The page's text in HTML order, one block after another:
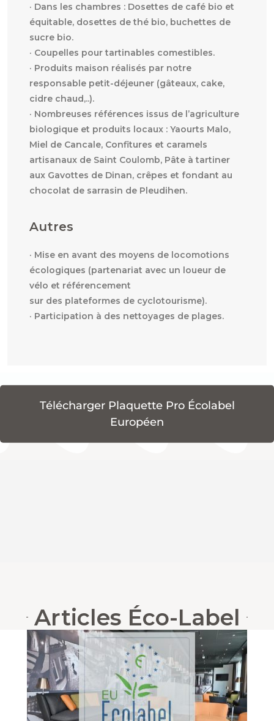
· Dans les chambres : Dosettes de café bio et
équitable, dosettes de thé bio, buchettes de
sucre bio.
· Coupelles pour tartinables comestibles.
· Produits maison réalisés par notre
responsable petit-déjeuner (gâteaux, cake,
cidre chaud,..).
· Nombreuses références issus de l’agriculture
biologique et produits locaux : Yaourts Malo,
Miel de Cancale, Confitures et caramels
artisanaux de Saint Coulomb, Pâte à tartiner
aux Gavottes de Dinan, crêpes et fondant au
chocolat de sarrasin de Pleudihen.
Autres
· Mise en avant des moyens de locomotions
écologiques (partenariat avec un loueur de
vélo et référencement
sur des plateformes de cyclotourisme).
· Participation à des nettoyages de plages.
Télécharger Plaquette Pro Écolabel
Européen
Articles Éco-Label